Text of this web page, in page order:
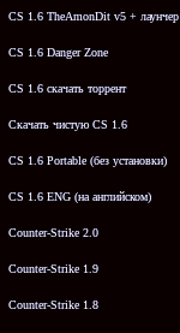
CS 1.6 TheAmonDit v5 + лаунчер
CS 1.6 Danger Zone
CS 1.6 скачать торрент
Скачать чистую CS 1.6
CS 1.6 Portable (без установки)
CS 1.6 ENG (на английском)
Counter-Strike 2.0
Counter-Strike 1.9
Counter-Strike 1.8